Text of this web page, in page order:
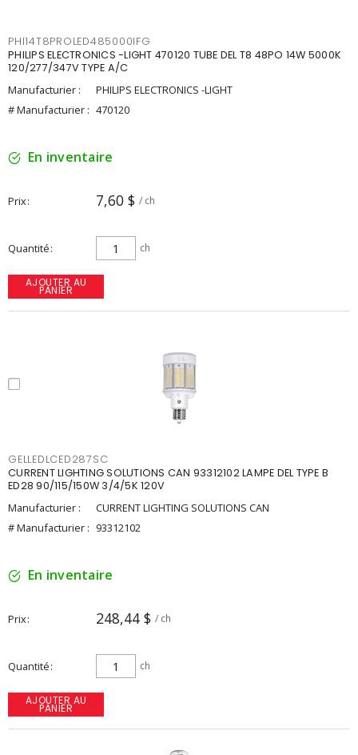
PHI14T8PROLED485000IFG
PHILIPS ELECTRONICS -LIGHT 470120 TUBE DEL T8 48PO 14W 5000K
120/277/347V TYPE A/C
Manufacturier :
PHILIPS ELECTRONICS -LIGHT
# Manufacturier : 470120
En inventaire
Prix 7,60 $ / ch
Quantité ch
AJOUTER AU
PANIER
GELLEDLCED287SC
CURRENT LIGHTING SOLUTIONS CAN 93312102 LAMPE DEL TYPE B
ED28 90/115/150W 3/4/5K 120V
Manufacturier :
CURRENT LIGHTING SOLUTIONS CAN
# Manufacturier : 93312102
En inventaire
Prix 248,44 $ / ch
Quantité ch
AJOUTER AU
PANIER